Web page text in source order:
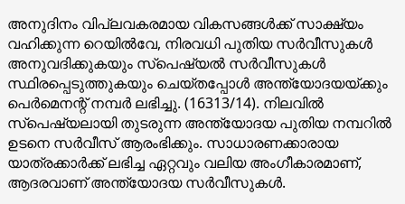
അനുദിനം വിപ്ലവകരമായ വികസങ്ങൾക്ക്‌ സാക്ഷ്യം
വഹിക്കുന്ന റെയിൽവേ, നിരവധി പുതിയ സർവീസുകൾ
അനുവദിക്കുകയും സ്പെഷ്യൽ സർവീസുകൾ
സ്ഥിരപ്പെടുത്തുകയും ചെയ്തപ്പോൾ അന്ത്യോദയയ്ക്കും
പെർമെനന്റ് നമ്പർ ലഭിച്ചു. (16313/14). നിലവിൽ
സ്പെഷ്യലായി തുടരുന്ന അന്ത്യോദയ പുതിയ നമ്പറിൽ
ഉടനെ സർവീസ് ആരംഭിക്കും. സാധാരണക്കാരായ
യാത്രക്കാർക്ക് ലഭിച്ച ഏറ്റവും വലിയ അംഗീകാരമാണ്,
ആദരവാണ് അന്ത്യോദയ സർവീസുകൾ.